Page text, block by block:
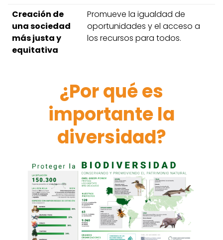
Creación de
una sociedad
más justa y
equitativa
Promueve la igualdad de
oportunidades y el acceso a
los recursos para todos.
¿Por qué es
importante la
diversidad?